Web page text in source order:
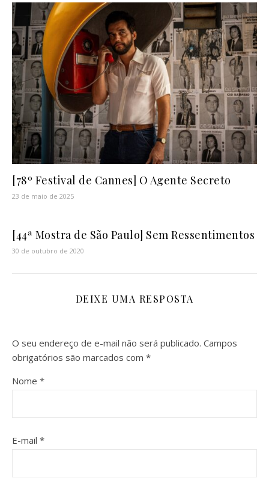
[78º Festival de Cannes] O Agente Secreto
23 de maio de 2025
[44ª Mostra de São Paulo] Sem Ressentimentos
30 de outubro de 2020
DEIXE UMA RESPOSTA
O seu endereço de e-mail não será publicado. Campos
obrigatórios são marcados com *
Nome *
E-mail *